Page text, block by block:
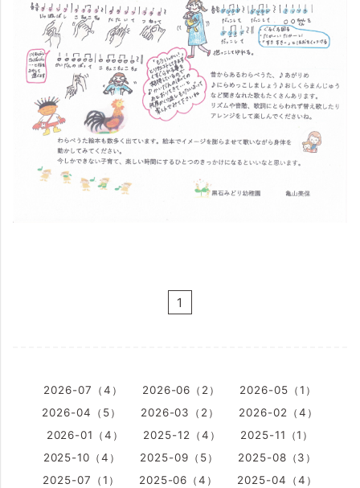
1
2026-07（4） 2026-06（2）
2026-05（1）
2026-04（5）
2026-03（2）
2026-02（4）
2026-01（4）
2025-12（4）
2025-11（1）
2025-10（4）
2025-09（5）
2025-08（3）
2025-07（1）
2025-06（4）
2025-04（4）